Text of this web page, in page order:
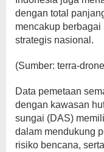
dengan total
mencakup
strategis nasional.
(Sumber: terra-
Data pemetaan
dengan kawasan
sungai (DAS)
dalam mendukung
risiko bencana,